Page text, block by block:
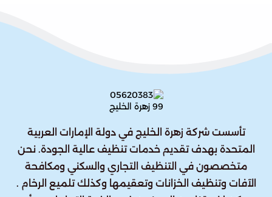
تأسست شركة زهرة الخليج في دولة الإمارات العربية
المتحدة بهدف تقديم خدمات تنظيف عالية الجودة. نحن
متخصصون في التنظيف التجاري والسكني ومكافحة
الآفات وتنظيف الخزانات وتعقيمها وكذلك تلميع الرخام .